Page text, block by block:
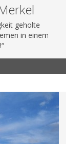
geholte
in einem